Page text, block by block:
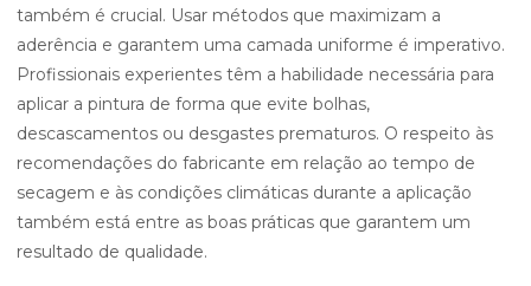
também é crucial. Usar métodos que maximizam a
aderência e garantem uma camada uniforme é imperativo.
Profissionais experientes têm a habilidade necessária para
aplicar a pintura de forma que evite bolhas,
descascamentos ou desgastes prematuros. O respeito às
recomendações do fabricante em relação ao tempo de
secagem e às condições climáticas durante a aplicação
também está entre as boas práticas que garantem um
resultado de qualidade.